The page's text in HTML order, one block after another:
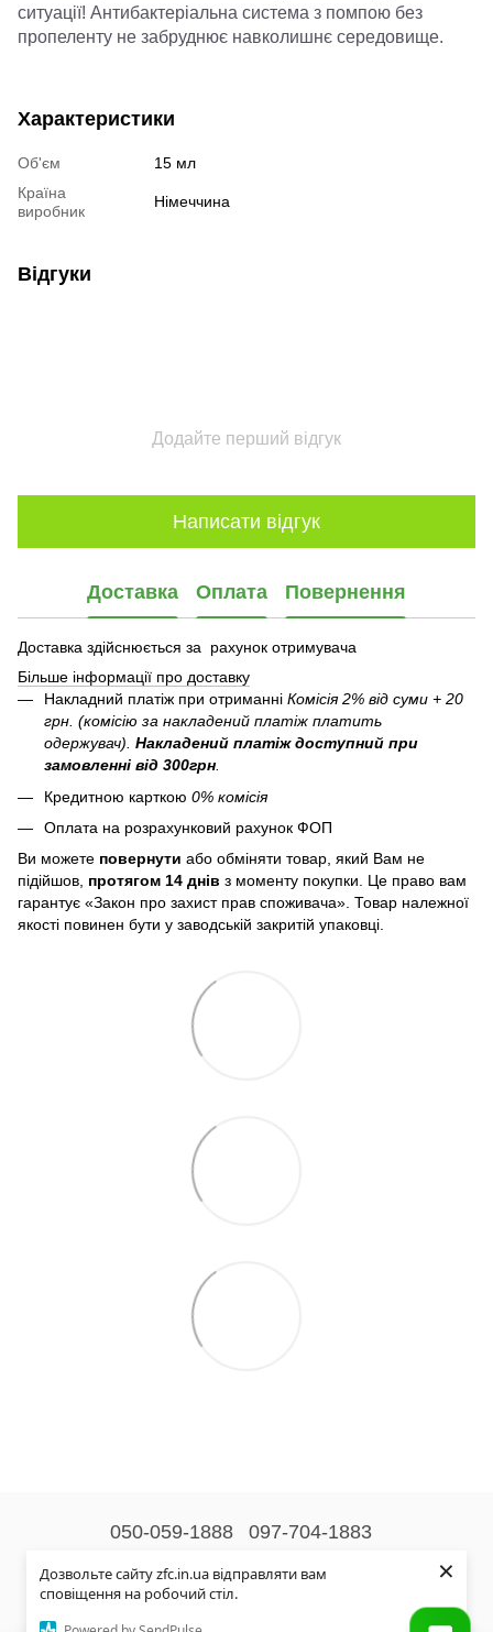
Дозвольте сайту zfc.in.ua відправляти вам
сповіщення на робочий стіл.
×
ситуації! Антибактеріальна система з помпою без
пропеленту не забруднює навколишнє середовище.
Характеристики
Об'єм
15 мл
Країна
виробник
Німеччина
Відгуки
Додайте перший відгук
Написати відгук
Доставка Оплата Повернення
Доставка здійснюється за рахунок отримувача
Більше інформації про доставку
Накладний платіж при отриманні Комісія 2% від суми + 20
грн. (комісію за накладений платіж платить
одержувач). Накладений платіж доступний при
замовленні від 300грн
Кредитною карткою 0% комісія
Оплата на розрахунковий рахунок ФОП
Ви можете повернути або обміняти товар, який Вам не
підійшов, протягом 14 днів з моменту покупки. Це право вам
гарантує «Закон про захист прав споживача». Товар належної
якості повинен бути у заводській закритій упаковці.
050-059-1888 097-704-1883
Контактна інформація